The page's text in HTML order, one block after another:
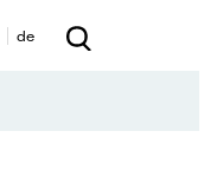
de